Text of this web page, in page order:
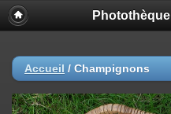
Accueil / Champignons